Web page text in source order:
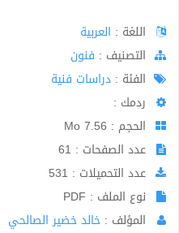
اللغة : العربية
اﻟﺘﺼﻨﻴﻒ : فنون
الفئة : دراسات فنية
ردمك :
الحجم : 7.56 Mo
عدد الصفحات : 61
عدد التحميلات : 531
نوع الملف : PDF
المؤلف : خالد خضير الصالحي